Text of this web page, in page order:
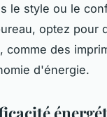
le style ou le
optez pour
des
d'énergie.